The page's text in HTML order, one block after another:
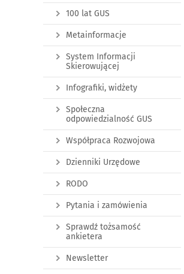
100 lat GUS
Metainformacje
System Informacji
Skierowującej
Infografiki, widżety
Społeczna
odpowiedzialność GUS
Współpraca Rozwojowa
Dzienniki Urzędowe
RODO
Pytania i zamówienia
Sprawdź tożsamość
ankietera
Newsletter